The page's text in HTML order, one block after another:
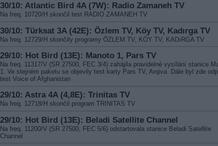
30/10: Atlantic Bird 4A (7W): Radio Zamaneh TV
Na freq. 10720/H skončil test RADIO ZAMANEH TV
30/10: Türksat 3A (42E): Özlem TV, Köy TV, Kadırga TV
Na freq. 12729/H skončily programy ÖZLEM TV, KÖY TV, KADıRGA TV
29/10: Hot Bird (13E): Manoto 1, Pars TV
Na freq. 11317/V (SR 27500, FEC 3/4) zahájila pravidelné vysílání stanice
1. Ve stejném paketu se objevily test karty Pars TV, Arqiva. Dále byl zde
test Voice of Afghanistan
29/10: Astra 4A (4,8E): Trinitas TV
Na freq. 12718/H skončil program TRINITAS TV
29/10: Hot Bird (13E): Beladi Satellite Channel
Na freq. 11200/V (SR 27500, FEC 5/6) odstartovala stanice Beladi Satellite
Channel